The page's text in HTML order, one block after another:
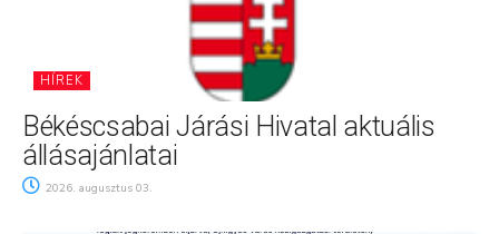
HÍREK
Békéscsabai Járási Hivatal aktuális
állásajánlatai
2026. augusztus 03.